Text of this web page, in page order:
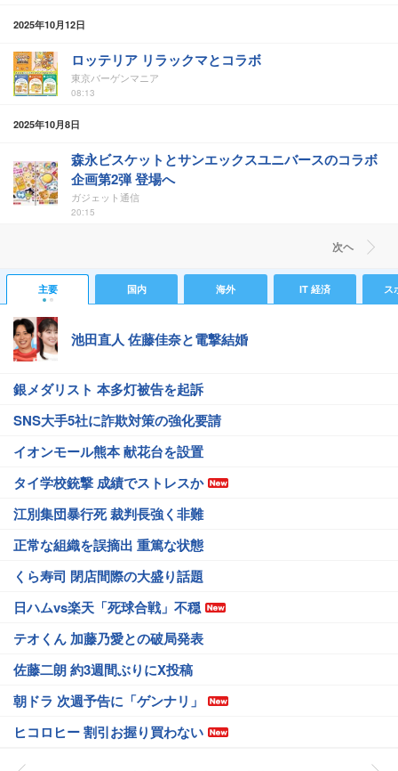
2025年10月12日
ロッテリア リラックマとコラボ
東京バーゲンマニア
08:13
2025年10月8日
森永ビスケットとサンエックスユニバースのコラボ
企画第2弾 登場へ
ガジェット通信
20:15
次ヘ
主要 国内 海外 IT 経済 ス
池田直人 佐藤佳奈と電撃結婚
銀メダリスト 本多灯被告を起訴
SNS大手5社に詐欺対策の強化要請
イオンモール熊本 献花台を設置
タイ学校銃撃 成績でストレスか
江別集団暴行死 裁判長強く非難
正常な組織を誤摘出 重篤な状態
くら寿司 閉店間際の大盛り話題
日ハムvs楽天「死球合戦」不穏
テオくん 加藤乃愛との破局発表
佐藤二朗 約3週間ぶりにX投稿
朝ドラ 次週予告に「ゲンナリ」
ヒコロヒー 割引お握り買わない